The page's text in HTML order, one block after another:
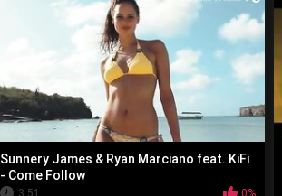
Sunnery James & Ryan Marciano feat. KiFi
- Come Follow
3:51 0%